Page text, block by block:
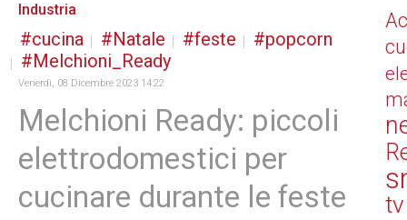
Industria
cucina Natale feste
popcorn
Melchioni_Ready
Venerdì, 08 Dicembre 2023 14:22
Melchioni Ready: piccoli
elettrodomestici per
cucinare durante le feste
tv